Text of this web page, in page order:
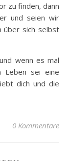
zu finden, dann
und seien wir
über sich selbst
wenn es mal
Leben sei eine
dich und die
0 Kommentare